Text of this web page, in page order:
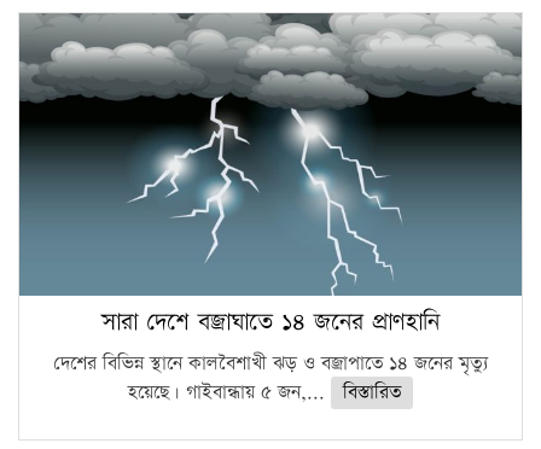
সারা দেশে বজ্রাঘাতে ১৪ জনের প্রাণহানি
দেশের বিভিন্ন স্থানে কালবৈশাখী ঝড় ও বজ্রাপাতে ১৪ জনের মৃত্যু
হয়েছে। গাইবান্ধায় ৫ জন,...
বিস্তারিত